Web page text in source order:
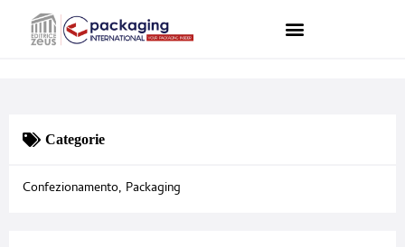
Categorie
Confezionamento, Packaging